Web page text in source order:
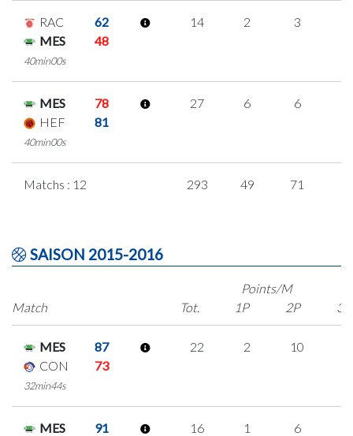
RAC
62
MES
48
40min00s
14 2 3
MES
78
HEF
81
40min00s
27 6 6
Matchs : 12 293 49 71
SAISON 2015-2016
Match
Points/M
Tot.
1P 2P 3P
MES
87
CON
73
32min44s
22 2 10
MES
91
16 1 6